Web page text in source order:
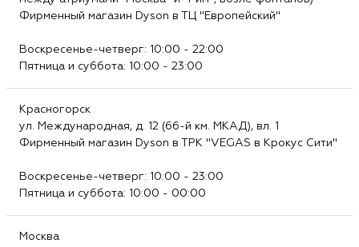
Фирменный магазин Dyson в ТЦ "Европейский"
Воскресенье-четверг: 10:00 - 22:00
Пятница и суббота: 10:00 - 23:00
Красногорск
ул. Международная, д. 12 (66-й км. МКАД), вл. 1
Фирменный магазин Dyson в ТРК "VEGAS в Крокус Сити"
Воскресенье-четверг: 10:00 - 23:00
Пятница и суббота: 10:00 - 00:00
Москва